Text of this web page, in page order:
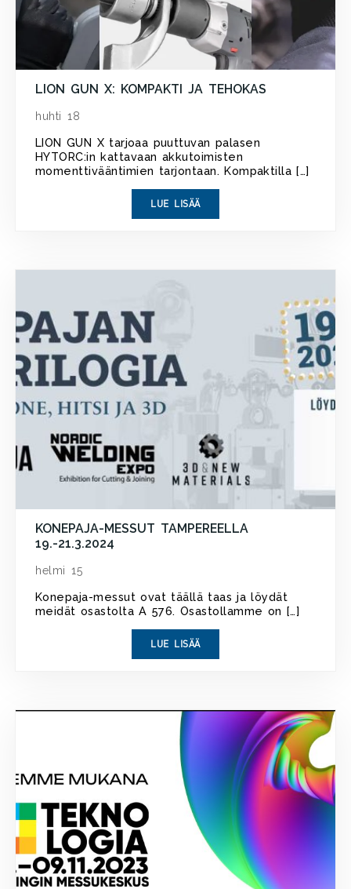
LION GUN X: KOMPAKTI JA TEHOKAS
huhti 18
LION GUN X tarjoaa puuttuvan palasen
HYTORC:in kattavaan akkutoimisten
momenttivääntimien tarjontaan. Kompaktilla […]
LUE LISÄÄ
KONEPAJA-MESSUT TAMPEREELLA
19.-21.3.2024
helmi 15
Konepaja-messut ovat täällä taas ja löydät
meidät osastolta A 576. Osastollamme on […]
LUE LISÄÄ